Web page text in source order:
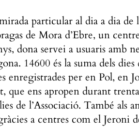
particular al dia a dia de
de Mora d’Ebre, un
dona servei a usuaris amb
14600 és la suma dels dies
enregistrades per en Pol, en
que ens apropen durant
de l’Associació. També als
a centres com el Jeroni